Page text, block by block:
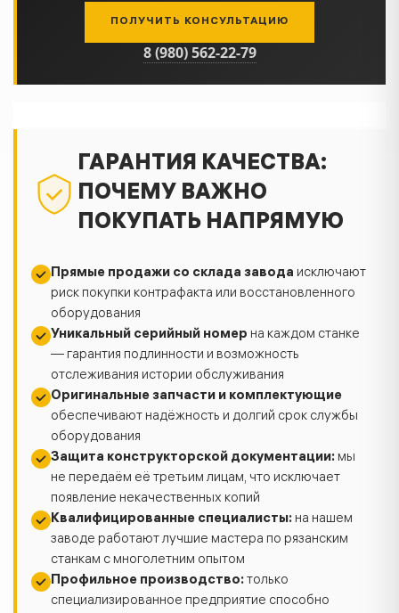
ПОЛУЧИТЬ КОНСУЛЬТАЦИЮ
8 (980) 562-22-79
ГАРАНТИЯ КАЧЕСТВА:
ПОЧЕМУ ВАЖНО
ПОКУПАТЬ НАПРЯМУЮ
Прямые продажи со склада завода исключают
риск покупки контрафакта или восстановленного
оборудования
Уникальный серийный номер на каждом станке
— гарантия подлинности и возможность
отслеживания истории обслуживания
Оригинальные запчасти и комплектующие
обеспечивают надёжность и долгий срок службы
оборудования
Защита конструкторской документации: мы
не передаём её третьим лицам, что исключает
появление некачественных копий
Квалифицированные специалисты: на нашем
заводе работают лучшие мастера по рязанским
станкам с многолетним опытом
Профильное производство:только
специализированное предприятие способно